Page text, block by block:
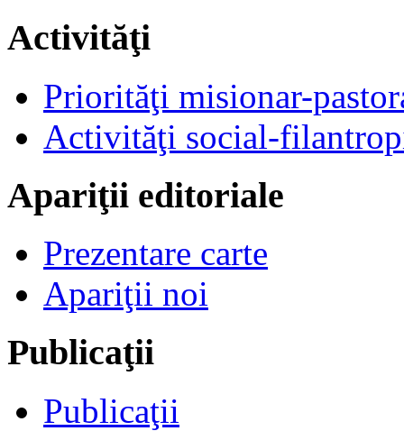
Activităţi
Priorităţi misionar-
Activităţi social-
Apariţii editoriale
Prezentare carte
Apariţii noi
Publicaţii
Publicaţii